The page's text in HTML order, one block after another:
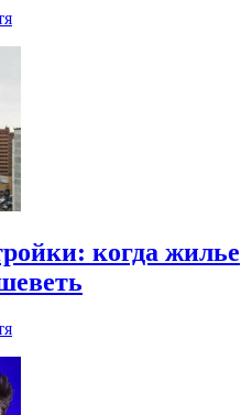
когда жилье